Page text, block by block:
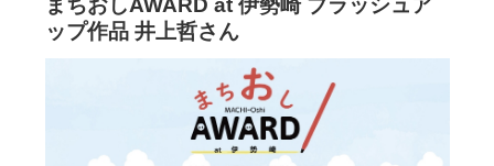
まちおしAWARD at 伊勢崎 ブラッシュア
ップ作品 井上哲さん